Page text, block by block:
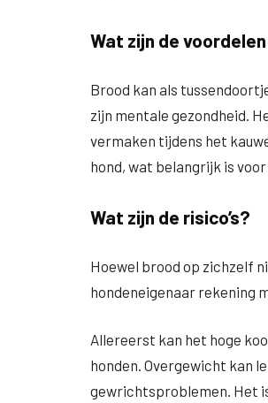
Wat zijn de
Brood kan als
zijn mentale gezondheid.
vermaken tijdens het
hond, wat belangrijk is
Wat zijn de risico’s?
Hoewel brood op zichzelf
hondeneigenaar rekening
Allereerst kan het hoge
honden. Overgewicht kan
gewrichtsproblemen. Het